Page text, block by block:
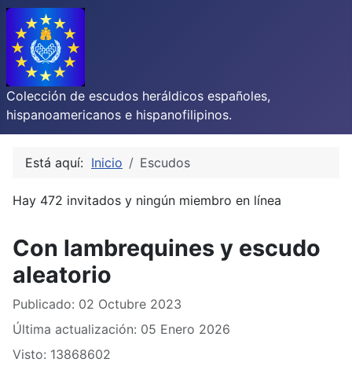
Colección de escudos heráldicos españoles,
hispanoamericanos e hispanofilipinos.
Está aquí: Inicio Escudos
Hay 472 invitados y ningún miembro en línea
Con lambrequines y escudo
aleatorio
Publicado: 02 Octubre 2023
Última actualización: 05 Enero 2026
Visto: 13868602